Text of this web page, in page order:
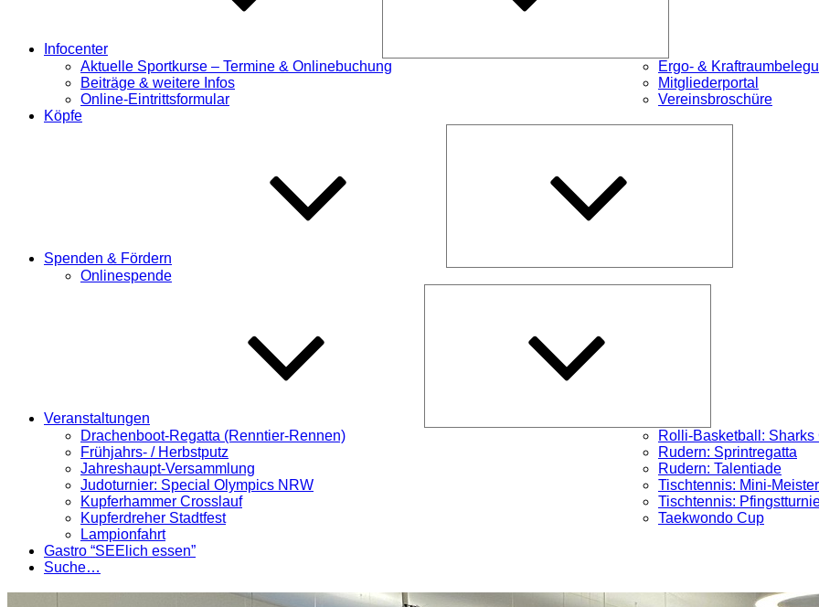
Infocenter
Aktuelle Sportkurse – Termine & Onlinebuchung
Beiträge & weitere Infos
Online-Eintrittsformular
Ergo- &
Mitgliederportal
Vereinsbroschüre
Köpfe
Spenden & Fördern
Onlinespende
Veranstaltungen
Drachenboot-Regatta (Renntier-Rennen)
Frühjahrs- / Herbstputz
Jahreshaupt-Versammlung
Judoturnier: Special Olympics NRW
Kupferhammer Crosslauf
Kupferdreher Stadtfest
Lampionfahrt
Rolli-Basketball: Sharks
Rudern: Sprintregatta
Rudern: Talentiade
Tischtennis: Mini-
Tischtennis:
Taekwondo Cup
Gastro “SEElich essen”
Suche…